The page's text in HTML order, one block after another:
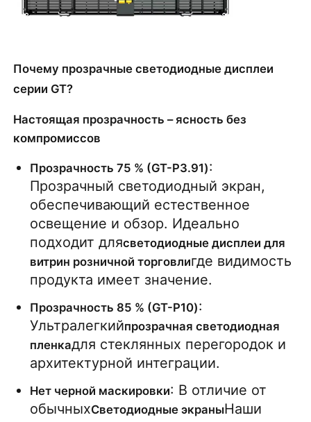
Аренда экрана с светодиодными экранами
SMD LED экран
Дисплейная панель с наружным светодиодным
Наружный светодиодный рекламный щит
Почему прозрачные светодиодные дисплеи
серии GT?
Настоящая прозрачность – ясность без
компромиссов
Прозрачность 75 % (GT-P3.91):
Прозрачный светодиодный экран,
обеспечивающий естественное
освещение и обзор. Идеально
подходит длясветодиодные дисплеи для
витрин розничной торговлигде видимость
продукта имеет значение.
Прозрачность 85 % (GT-P10):
Ультралегкийпрозрачная светодиодная
пленкадля стеклянных перегородок и
архитектурной интеграции.
Нет черной маскировки: В отличие от
обычныхСветодиодные экраныНаши